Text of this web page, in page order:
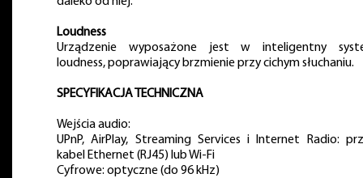
Loudness
Urządzenie wyposażone jest w inteligentny
loudness, poprawiający brzmienie przy cichym słuchaniu.
SPECYFIKACJA TECHNICZNA
Wejścia audio:
UPnP, AirPlay, Streaming Services i Internet Radio:
kabel Ethernet (RJ45) lub Wi-Fi
Cyfrowe: optyczne (do 96 kHz)